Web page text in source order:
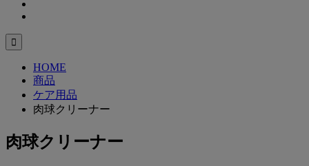

HOME
商品
ケア用品
肉球クリーナー
肉球クリーナー